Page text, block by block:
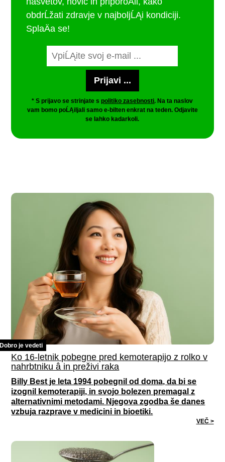
obdrĹžati zdravje v najboljĹĄi kondiciji.
SplaÄa se!
* S prijavo se strinjate spolitiko zasebnosti. Na ta naslov
vam bomo poĹĄiljali samo e-bilten enkrat na teden. Odjavite
se lahko kadarkoli.
Dobro je vedeti
Ko 16-letnik pobegne pred kemoterapijo z rolko v
nahrbtniku â in preživi raka
Billy Best je leta 1994 pobegnil od doma, da bi se
izognil kemoterapiji, in svojo bolezen premagal z
alternativnimi metodami. Njegova zgodba še danes
vzbuja razprave v medicini in bioetiki.
VEČ >